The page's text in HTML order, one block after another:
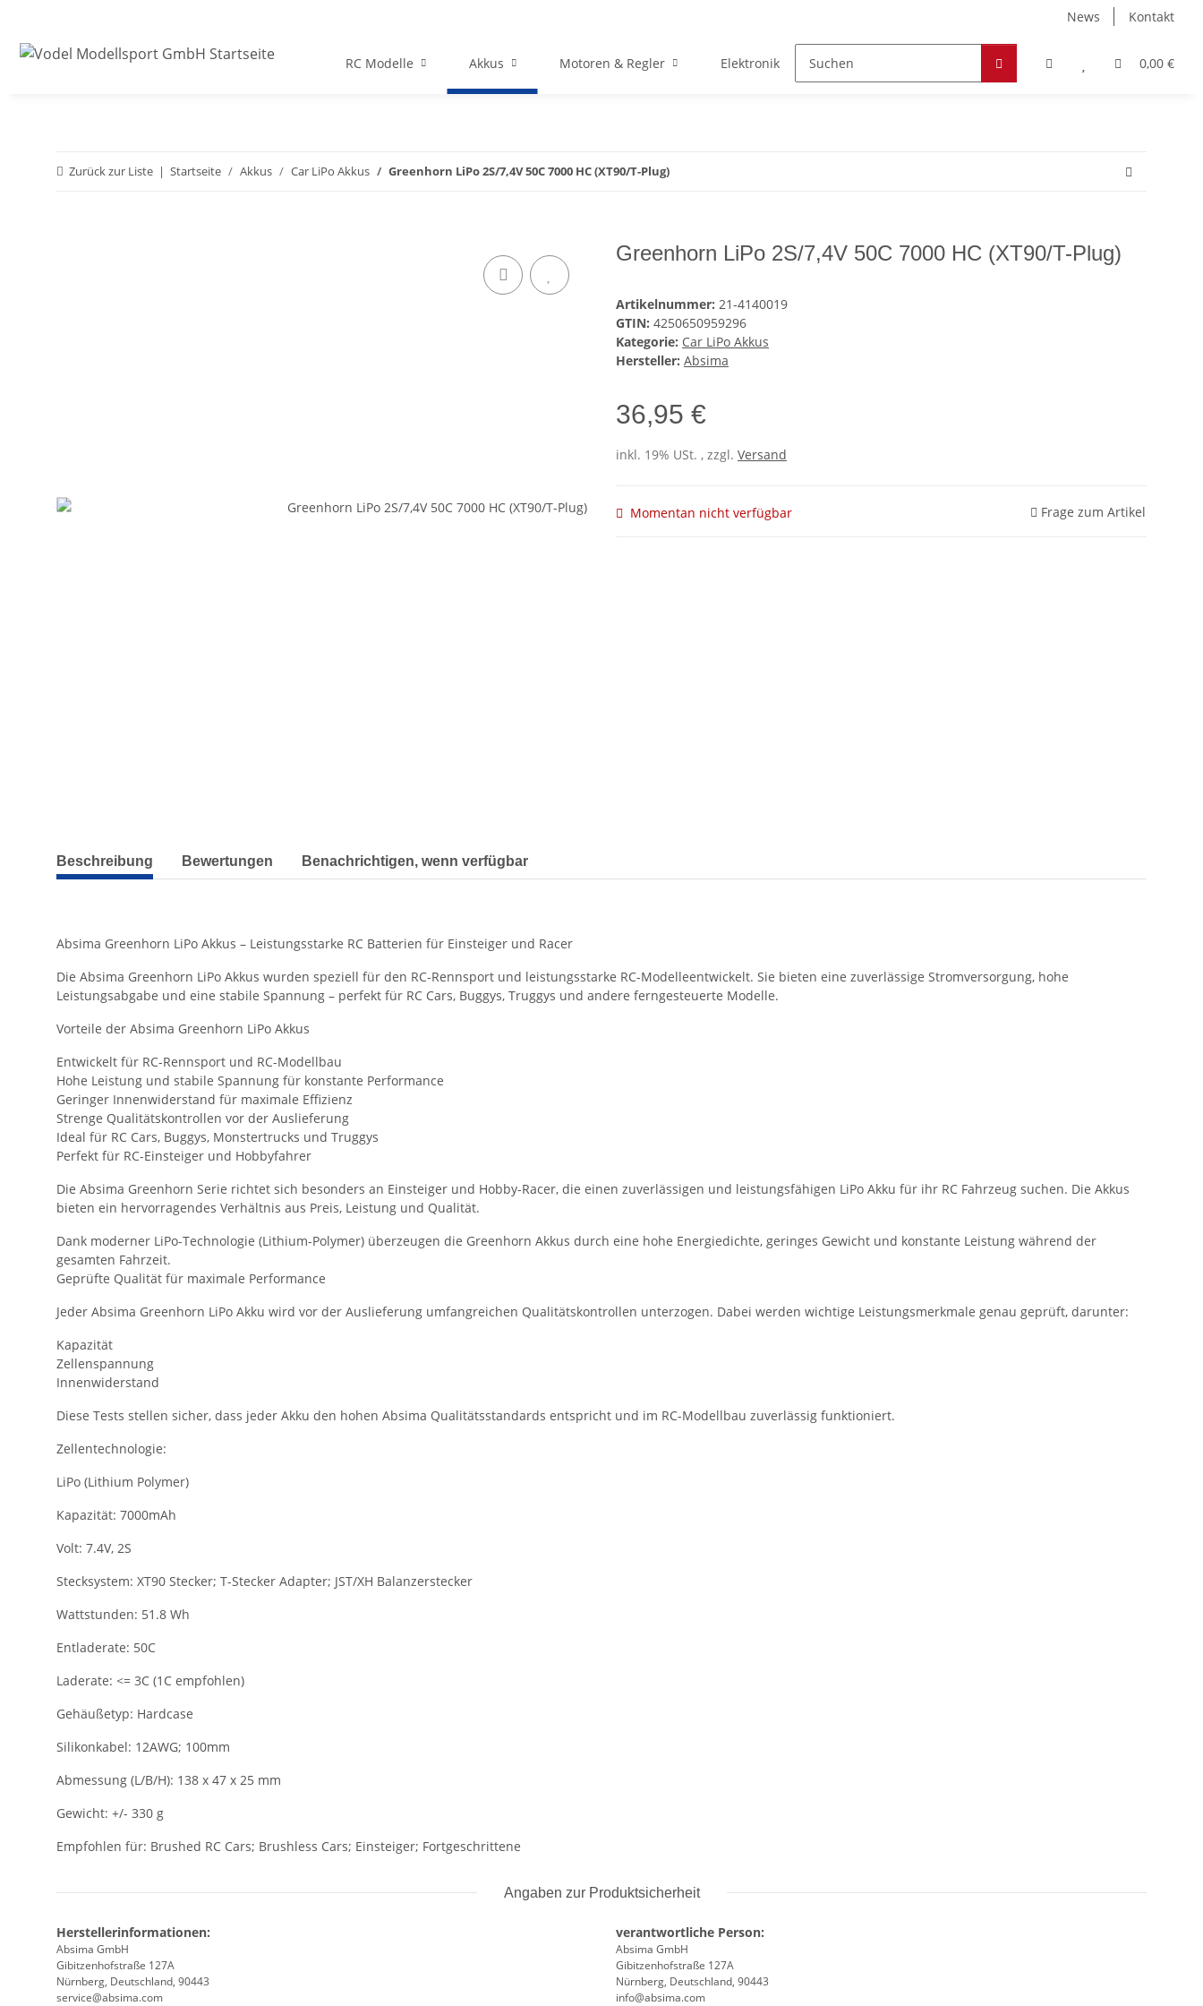
News Kontakt
0,00 €
RC Modelle Akkus Motoren & Regler Elektronik Zubehör Hobby & Freizeit Werkstoffe
Zurück zur Liste Startseite Akkus Car LiPo Akkus Greenhorn LiPo 2S/7,4V 50C 7000 HC (XT90/T-Plug)
Greenhorn LiPo 2S/7,4V 50C 7000 HC (XT90/T-Plug)
Artikelnummer: 21-4140019
GTIN: 4250650959296
Kategorie: Car LiPo Akkus
Hersteller: Absima
36,95 €
inkl. 19% USt. , zzgl. Versand
Momentan nicht verfügbar Frage zum Artikel
weitere Registerkarten anzeigen
Beschreibung Bewertungen Benachrichtigen, wenn verfügbar
Absima Greenhorn LiPo Akkus – Leistungsstarke RC Batterien für Einsteiger und Racer
Die Absima Greenhorn LiPo Akkus wurden speziell für den RC-Rennsport und leistungsstarke RC-Modelleentwickelt. Sie bieten eine zuverlässige Stromversorgung, hohe
Leistungsabgabe und eine stabile Spannung – perfekt für RC Cars, Buggys, Truggys und andere ferngesteuerte Modelle.
Vorteile der Absima Greenhorn LiPo Akkus
Entwickelt für RC-Rennsport und RC-Modellbau
Hohe Leistung und stabile Spannung für konstante Performance
Geringer Innenwiderstand für maximale Effizienz
Strenge Qualitätskontrollen vor der Auslieferung
Ideal für RC Cars, Buggys, Monstertrucks und Truggys
Perfekt für RC-Einsteiger und Hobbyfahrer
Die Absima Greenhorn Serie richtet sich besonders an Einsteiger und Hobby-Racer, die einen zuverlässigen und leistungsfähigen LiPo Akku für ihr RC Fahrzeug suchen. Die Akkus
bieten ein hervorragendes Verhältnis aus Preis, Leistung und Qualität.
Dank moderner LiPo-Technologie (Lithium-Polymer) überzeugen die Greenhorn Akkus durch eine hohe Energiedichte, geringes Gewicht und konstante Leistung während der
gesamten Fahrzeit.
Geprüfte Qualität für maximale Performance
Jeder Absima Greenhorn LiPo Akku wird vor der Auslieferung umfangreichen Qualitätskontrollen unterzogen. Dabei werden wichtige Leistungsmerkmale genau geprüft, darunter:
Kapazität
Zellenspannung
Innenwiderstand
Diese Tests stellen sicher, dass jeder Akku den hohen Absima Qualitätsstandards entspricht und im RC-Modellbau zuverlässig funktioniert.
Zellentechnologie:
LiPo (Lithium Polymer)
Kapazität: 7000mAh
Volt: 7.4V, 2S
Stecksystem: XT90 Stecker; T-Stecker Adapter; JST/XH Balanzerstecker
Wattstunden: 51.8 Wh
Entladerate: 50C
Laderate: <= 3C (1C empfohlen)
Gehäußetyp: Hardcase
Silikonkabel: 12AWG; 100mm
Abmessung (L/B/H): 138 x 47 x 25 mm
Gewicht: +/- 330 g
Empfohlen für: Brushed RC Cars; Brushless Cars; Einsteiger; Fortgeschrittene
Angaben zur Produktsicherheit
Herstellerinformationen:
Absima GmbH
Gibitzenhofstraße 127A
Nürnberg, Deutschland, 90443
service@absima.com
verantwortliche Person:
Absima GmbH
Gibitzenhofstraße 127A
Nürnberg, Deutschland, 90443
info@absima.com